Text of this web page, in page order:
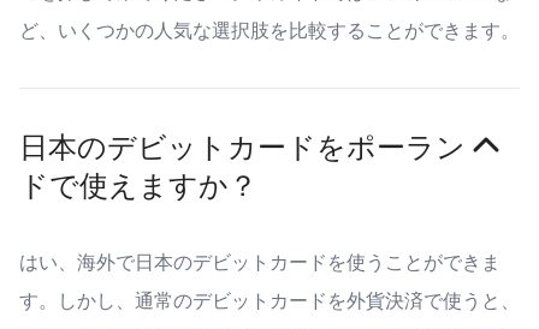
ど、いくつかの人気な選択肢を比較することができます。
日本のデビットカードをポーラン
ドで使えますか？
はい、海外で日本のデビットカードを使うことができま
す。しかし、通常のデビットカードを外貨決済で使うと、